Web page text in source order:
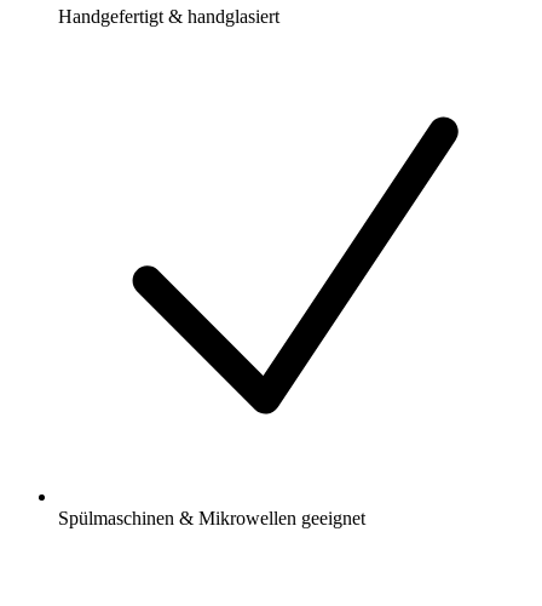
Handgefertigt & handglasiert
Spülmaschinen & Mikrowellen geeignet